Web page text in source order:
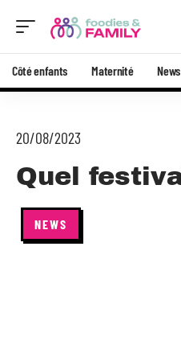
Côté enfants Maternité News
20/08/2023
Quel
NEWS